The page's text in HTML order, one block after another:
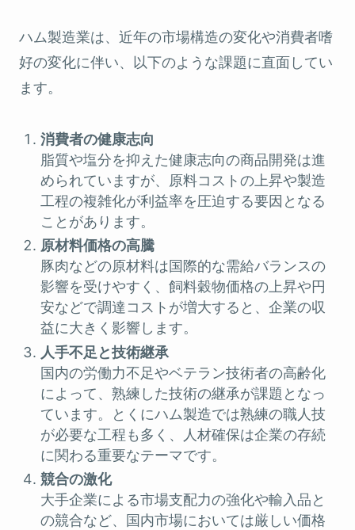
ハム製造業は、近年の市場構造の変化や消費者嗜
好の変化に伴い、以下のような課題に直面してい
ます。
消費者の健康志向
脂質や塩分を抑えた健康志向の商品開発は進
められていますが、原料コストの上昇や製造
工程の複雑化が利益率を圧迫する要因となる
ことがあります。
原材料価格の高騰
豚肉などの原材料は国際的な需給バランスの
影響を受けやすく、飼料穀物価格の上昇や円
安などで調達コストが増大すると、企業の収
益に大きく影響します。
人手不足と技術継承
国内の労働力不足やベテラン技術者の高齢化
によって、熟練した技術の継承が課題となっ
ています。とくにハム製造では熟練の職人技
が必要な工程も多く、人材確保は企業の存続
に関わる重要なテーマです。
競合の激化
大手企業による市場支配力の強化や輸入品と
の競合など、国内市場においては厳しい価格